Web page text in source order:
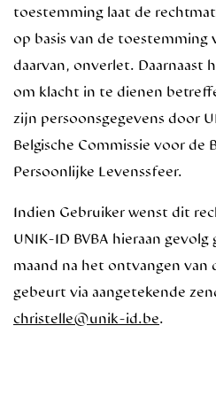
toestemming laat de
op basis van de toestemming
daarvan, onverlet. Daarnaast
om klacht in te dienen
zijn persoonsgegevens door
Belgische Commissie voor de
Persoonlijke Levenssfeer.
Indien Gebruiker wenst dit
UNIK-ID BVBA hieraan
maand na het ontvangen van
gebeurt via aangetekende
christelle@unik-id.be.